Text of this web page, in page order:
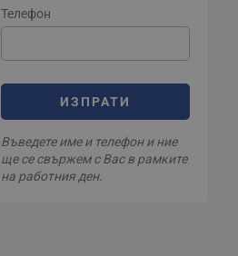
Телефон
ИЗПРАТИ
Въведете име и телефон и ние
ще се свържем с Вас в рамките
на работния ден.